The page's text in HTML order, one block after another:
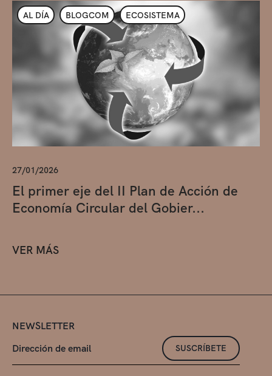
AL DÍA BLOGCOM ECOSISTEMA
27/01/2026
El primer eje del II Plan de Acción de
Economía Circular del Gobier...
VER MÁS
NEWSLETTER
SUSCRÍBETE